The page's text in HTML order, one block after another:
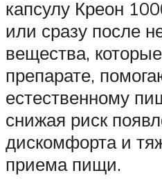
капсулу Креон
или сразу после
вещества,
препарате,
естественному
снижая риск
дискомфорта и
приема пищи.